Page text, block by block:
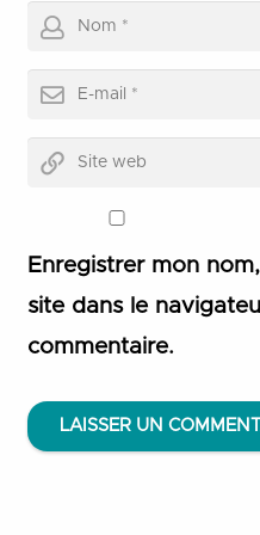
Enregistrer mon
site dans le
commentaire.
LAISSER UN